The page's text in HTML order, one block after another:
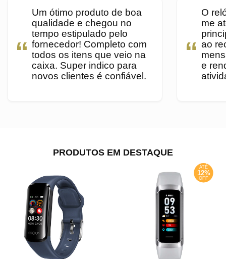
Um ótimo produto de boa
qualidade e chegou no
tempo estipulado pelo
fornecedor! Completo com
todos os itens que veio na
caixa. Super indico para
novos clientes é confiável.
O
me
ao
e
PRODUTOS EM DESTAQUE
ATÉ
12%
OFF